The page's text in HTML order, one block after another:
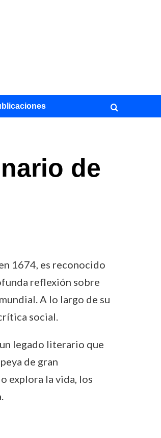
de
1674, es reconocido
reflexión sobre
A lo largo de su
social.
legado literario que
de gran
explora la vida, los